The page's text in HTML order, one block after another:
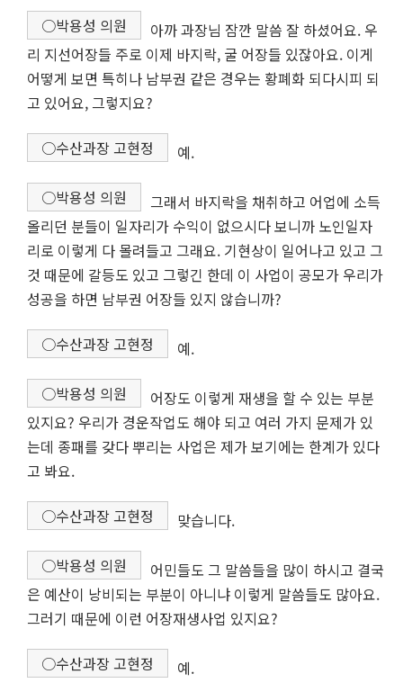
○박용성 의원
아까 과장님 잠깐 말씀 잘 하셨어요. 우
리 지선어장들 주로 이제 바지락, 굴 어장들 있잖아요. 이게
어떻게 보면 특히나 남부권 같은 경우는 황폐화 되다시피 되
고 있어요, 그렇지요?
○수산과장 고현정 예.
○박용성 의원
그래서 바지락을 채취하고 어업에 소득
올리던 분들이 일자리가 수익이 없으시다 보니까 노인일자
리로 이렇게 다 몰려들고 그래요. 기현상이 일어나고 있고 그
것 때문에 갈등도 있고 그렇긴 한데 이 사업이 공모가 우리가
성공을 하면 남부권 어장들 있지 않습니까?
○수산과장 고현정 예.
○박용성 의원
어장도 이렇게 재생을 할 수 있는 부분
있지요? 우리가 경운작업도 해야 되고 여러 가지 문제가 있
는데 종패를 갖다 뿌리는 사업은 제가 보기에는 한계가 있다
고 봐요.
○수산과장 고현정 맞습니다.
○박용성 의원
어민들도 그 말씀들을 많이 하시고 결국
은 예산이 낭비되는 부분이 아니냐 이렇게 말씀들도 많아요.
그러기 때문에 이런 어장재생사업 있지요?
○수산과장 고현정 예.